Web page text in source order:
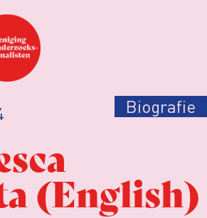
Biografie
(English)